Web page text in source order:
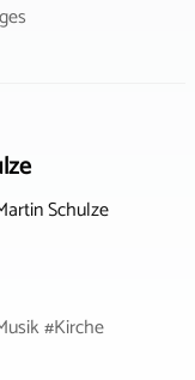
Schulze
#Kirche